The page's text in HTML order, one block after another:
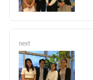
next